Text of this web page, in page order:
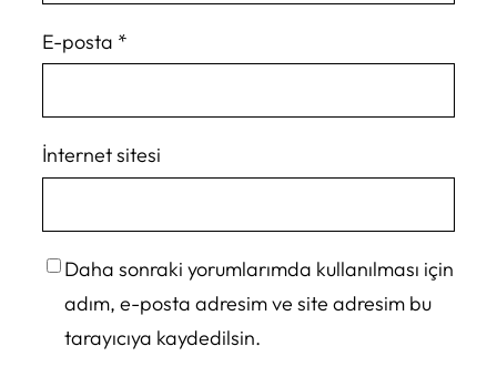
E-posta *
İnternet sitesi
Daha sonraki yorumlarımda kullanılması için
adım, e-posta adresim ve site adresim bu
tarayıcıya kaydedilsin.